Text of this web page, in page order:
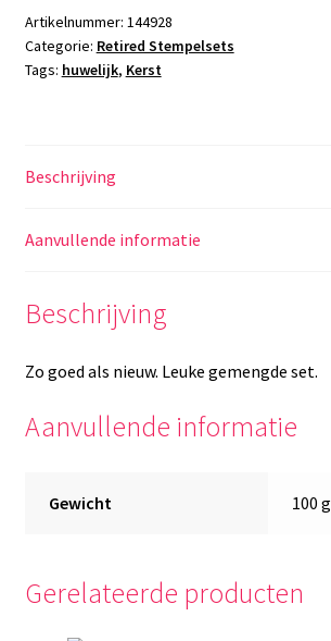
Year
aantal
Artikelnummer: 144928
Categorie: Retired Stempelsets
Tags: huwelijk, Kerst
Beschrijving
Aanvullende informatie
Beschrijving
Zo goed als nieuw. Leuke gemengde set.
Aanvullende informatie
Gewicht 100 g
Gerelateerde producten